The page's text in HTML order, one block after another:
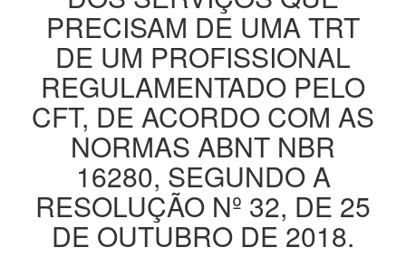
PRECISAM DE UMA TRT
DE UM PROFISSIONAL
REGULAMENTADO PELO
CFT, DE ACORDO COM AS
NORMAS ABNT NBR
16280, SEGUNDO A
RESOLUÇÃO Nº 32, DE 25
DE OUTUBRO DE 2018.